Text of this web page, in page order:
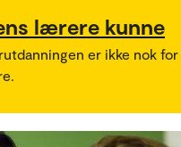
lærere kunne
er ikke nok for